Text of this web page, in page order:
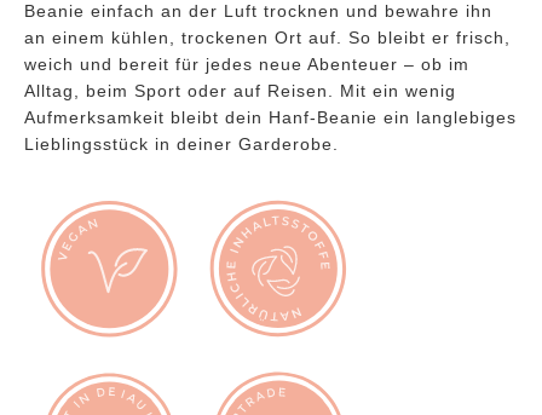
Beanie einfach an der Luft trocknen und bewahre ihn
an einem kühlen, trockenen Ort auf. So bleibt er frisch,
weich und bereit für jedes neue Abenteuer – ob im
Alltag, beim Sport oder auf Reisen. Mit ein wenig
Aufmerksamkeit bleibt dein Hanf-Beanie ein langlebiges
Lieblingsstück in deiner Garderobe.